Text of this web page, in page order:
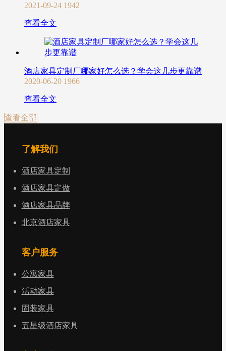
2021-09-24 1942
查看全文
酒店家具定制厂哪家好怎么选？学会这几步更靠谱
2020-06-20 1966
查看全文
查看全部
了解我们
酒店家具定制
酒店家具定做
酒店家具品牌
北京酒店家具
客户服务
公寓家具
活动家具
固装家具
五星级酒店家具